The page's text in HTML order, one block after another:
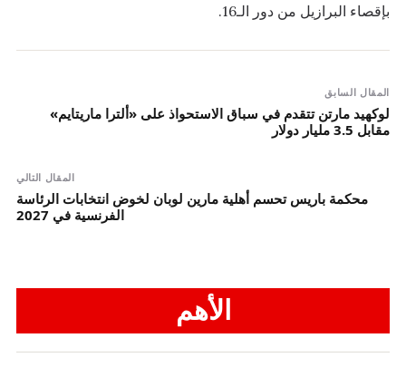
بإقصاء البرازيل من دور الـ16.
المقال السابق
لوكهيد مارتن تتقدم في سباق الاستحواذ على «ألترا ماريتايم»
مقابل 3.5 مليار دولار
المقال التالي
محكمة باريس تحسم أهلية مارين لوبان لخوض انتخابات الرئاسة
الفرنسية في 2027
الأهم